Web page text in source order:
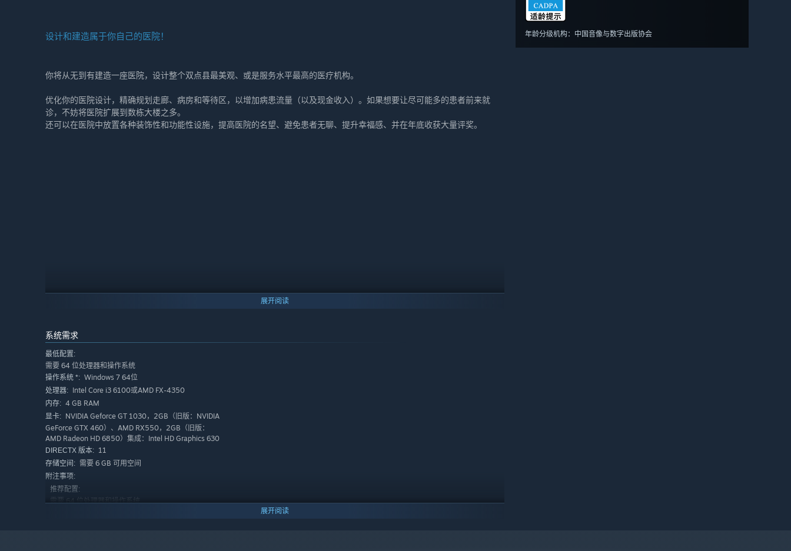
年龄分级机构：中国音像与数字出版协会
设计和建造属于你自己的医院！
你将从无到有建造一座医院，设计整个双点县最美观、或是服务水平最高的医疗机构。
优化你的医院设计，精确规划走廊、病房和等待区，以增加病患流量（以及现金收入）。如果想要让尽可能多的患者前来就
诊，不妨将医院扩展到数栋大楼之多。
还可以在医院中放置各种装饰性和功能性设施，提高医院的名望、避免患者无聊、提升幸福感、并在年底收获大量评奖。
处理“非常”的病症
不要以为来双点医院的都是普通病人。你会在这里会见识到各种各样罕见的病症。从光头症到立体症，每一种病症都需要专用
的特效治疗设备。
你必须诊断病因、建造处理病症所需的治疗室、雇佣合适的员工、并做好一切准备，因为成功治疗一种疾病只是你整个医疗生
涯的开始。也许你可以治疗一个病人，但是你能够应对流行锅病大爆发吗？
克服了一种病症以后，可以研究优化的治疗方案和设备，将医院打造成一座永不沉没的医疗航母。
展开阅读
系统需求
最低配置:
需要 64 位处理器和操作系统
操作系统 *: Windows 7 64位
处理器: Intel Core i3 6100或AMD FX-4350
内存: 4 GB RAM
显卡: NVIDIA Geforce GT 1030，2GB（旧版：NVIDIA
GeForce GTX 460）、AMD RX550，2GB（旧版：
AMD Radeon HD 6850）集成：Intel HD Graphics 630
DIRECTX 版本: 11
存储空间: 需要 6 GB 可用空间
附注事项:
推荐配置:
需要 64 位处理器和操作系统
展开阅读